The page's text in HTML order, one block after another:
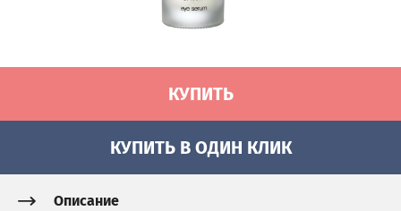
КУПИТЬ
КУПИТЬ В ОДИН КЛИК
Описание